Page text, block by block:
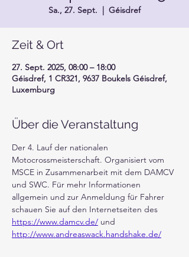
Sa., 27. Sept.
  |
Géisdref
Zeit & Ort
27. Sept. 2025, 08:00 – 18:00
Géisdref, 1 CR321, 9637 Boukels Géisdref,
Luxemburg
Über die Veranstaltung
Der 4. Lauf der nationalen
Motocrossmeisterschaft. Organisiert vom
MSCE in Zusammenarbeit mit dem DAMCV
und SWC. Für mehr Informationen
allgemein und zur Anmeldung für Fahrer
schauen Sie auf den Internetseiten des
https://www.damcv.de/ und
http://www.andreaswack.handshake.de/